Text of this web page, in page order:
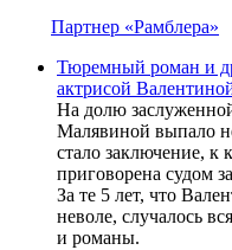
Партнер «Рамблера»
Тюремный роман и
актрисой
На долю
Малявиной выпало
стало заключение, к
приговорена судом
За те 5 лет, что
неволе, случалось
и романы.